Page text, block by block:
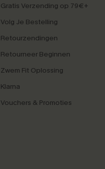
Gratis Verzending op 79€+
Volg Je Bestelling
Retourzendingen
Retourneer Beginnen
Zwem Fit Oplossing
Klarna
Vouchers & Promoties